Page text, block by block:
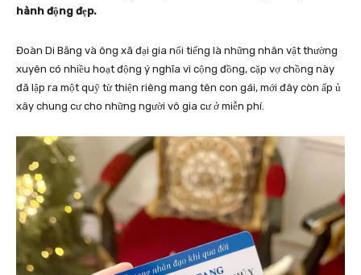
hành động đẹp.
Đoàn Di Băng và ông xã đại gia nổi tiếng là những nhân vật thường
xuyên có nhiều hoạt động ý nghĩa vì cộng đồng, cặp vợ chồng này
đã lập ra một quỹ từ thiện riêng mang tên con gái, mới đây còn ấp ủ
xây chung cư cho những người vô gia cư ở miễn phí.